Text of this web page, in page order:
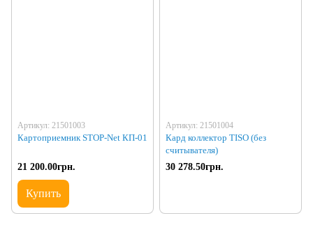
Артикул: 21501003
Картоприемник STOP-Net КП-01
21 200.00грн.
Купить
Артикул: 21501004
Кард коллектор TISO (без
считывателя)
30 278.50грн.